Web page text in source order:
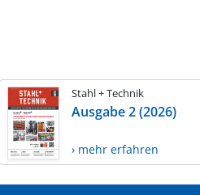
Stahl + Technik
Ausgabe 2 (2026)
› mehr erfahren